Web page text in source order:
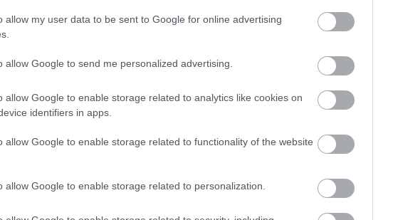
allow my user data to be sent to Google for online advertising
allow Google to send me personalized advertising.
allow Google to enable storage related to analytics like cookies on
identifiers in apps.
allow Google to enable storage related to functionality of the website
allow Google to enable storage related to personalization.
τη δημόσια στήριξη της σ. Ακρίτα, την οποία θεωρούμε αφενός
αντίποδα της βούλησης των μελών του ΣΥ.ΡΙΖ.Α. – Π.Σ., όπως
ομόφωνες αποφάσεις της Ο.Μ. Φιλοθέης – Ψυχικού και της Ν.Ε.Β.Α.
αφετέρου πως είναι αντίθετη με τις αξίες, ιδέες και αυτοδιοικητικές
πρέπει να διασφαλίζουν τις αρχές και τις αξίες του ΣΥΡΙΖΑ Π.Σ.